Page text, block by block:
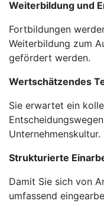
Weiterbildung und
Fortbildungen
Weiterbildung zum
gefördert werden.
Wertschätzendes
Sie erwartet ein
Unternehmenskultur.
Strukturierte
Damit Sie sich von
umfassend